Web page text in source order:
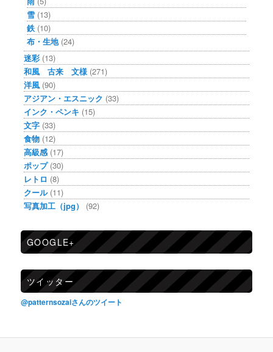
雪 (13)
鉄 (10)
布・生地(24)
迷彩 (13)
和風 古来 文様 (271)
洋風 (90)
アジアン・エスニック (33)
インク・ペンキ (15)
文字 (33)
食物 (12)
高級感 (17)
ポップ(30)
レトロ (8)
クール(11)
写真加工（jpg）
(92)
GOOGLE+
ツイッター
@patternsozaiさんのツイート